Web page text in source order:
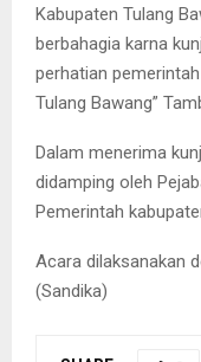
Kabupaten Tulang
berbahagia karna
perhatian
Tulang Bawang”
Dalam menerima
didamping oleh
Pemerintah
Acara dilaksanakan
(Sandika)